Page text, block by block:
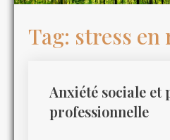
Tag: stress en
Anxiété sociale et
professionnelle